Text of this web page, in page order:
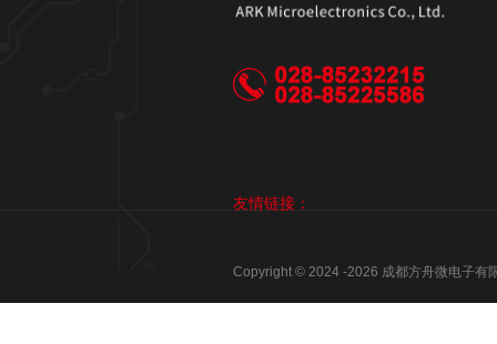
友情链接：
Copyright © 2024 -2026 成都方舟微电子有